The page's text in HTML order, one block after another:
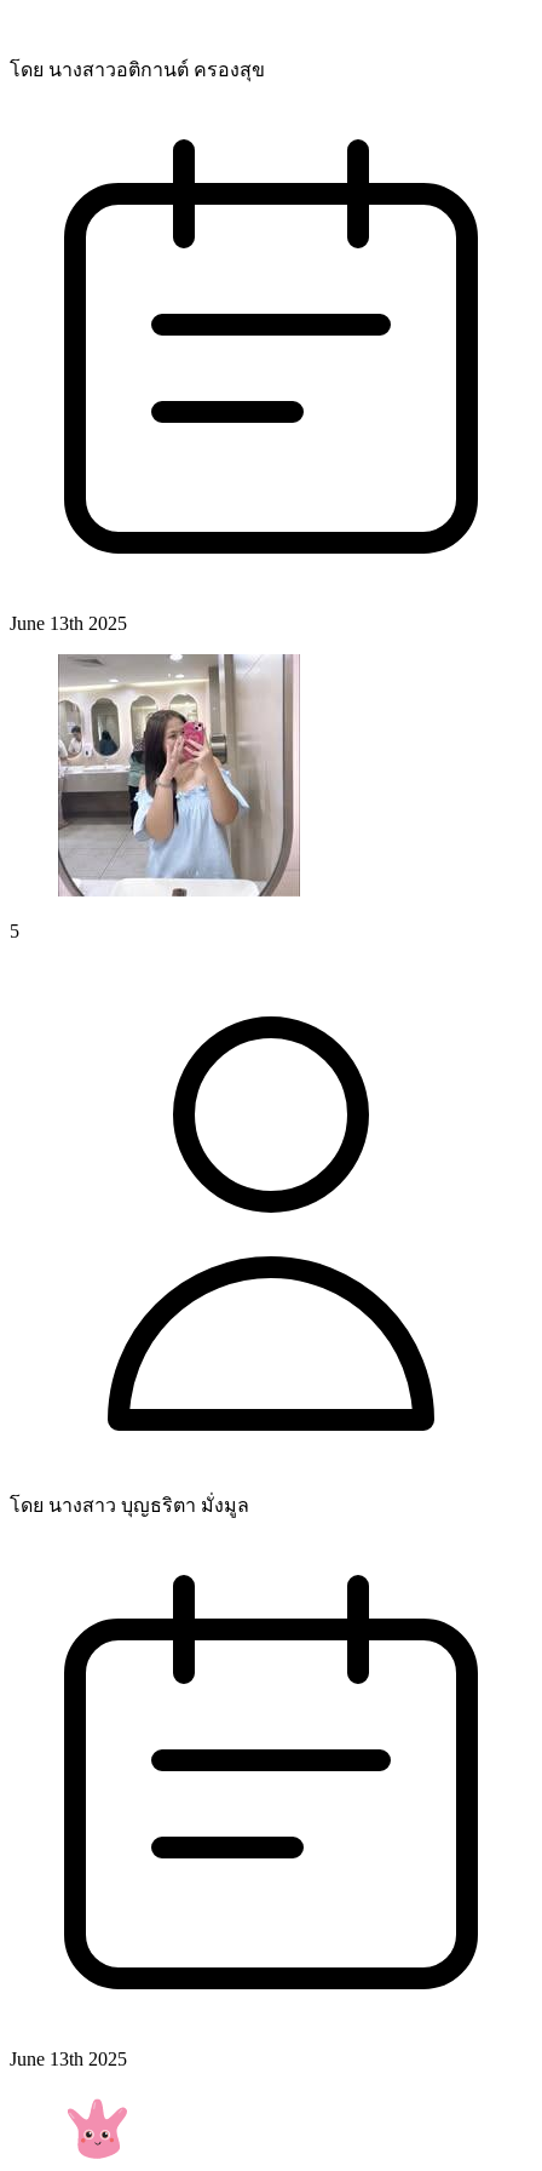
โดย นางสาวอติกานต์ ครองสุข
June 13th 2025
5
โดย นางสาว บุญธริตา มั่งมูล
June 13th 2025